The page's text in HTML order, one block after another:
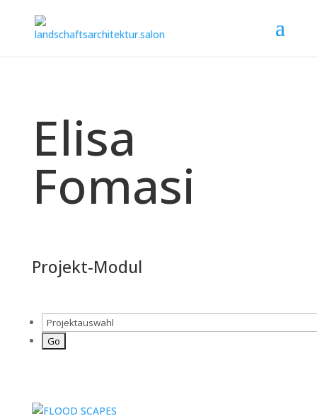
Elisa
Fomasi
Projekt-Modul